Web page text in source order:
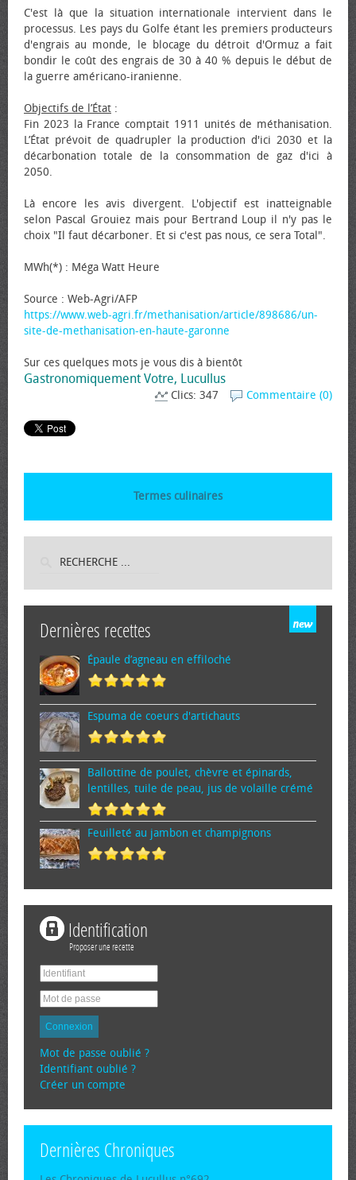
C'est là que la situation internationale intervient dans le
processus. Les pays du Golfe étant les premiers producteurs
d'engrais au monde, le blocage du détroit d'Ormuz a fait
bondir le coût des engrais de 30 à 40 % depuis le début de
la guerre américano-iranienne.
Objectifs de l’État :
Fin 2023 la France comptait 1911 unités de méthanisation.
L’État prévoit de quadrupler la production d'ici 2030 et la
décarbonation totale de la consommation de gaz d'ici à
2050.
Là encore les avis divergent. L'objectif est inatteignable
selon Pascal Grouiez mais pour Bertrand Loup il n'y pas le
choix "Il faut décarboner. Et si c'est pas nous, ce sera Total".
MWh(*) : Méga Watt Heure
Source : Web-Agri/AFP
https://www.web-agri.fr/methanisation/article/898686/un-
site-de-methanisation-en-haute-garonne
Sur ces quelques mots je vous dis à bientôt
Gastronomiquement Votre, Lucullus
Commentaire (0)
Clics: 347
Termes culinaires
Dernières recettes
Épaule d’agneau en effiloché
Espuma de cœurs d'artichauts
Ballottine de poulet, chèvre et épinards,
lentilles, tuile de peau, jus de volaille crémé
Feuilleté au jambon et champignons
Identification
Proposer une recette
Connexion
Mot de passe oublié ?
Identifiant oublié ?
Créer un compte
Dernières Chroniques